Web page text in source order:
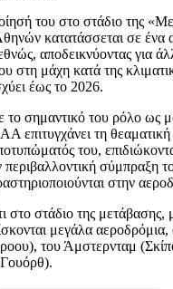
του στο στάδιο της
κατατάσσεται σε ένα
αποδεικνύοντας για
στη μάχη κατά της
έως το 2026.
σημαντικό του ρόλο ως
επιτυγχάνει τη
του,
σύμπραξη
στην
στο στάδιο της μετάβασης,
μεγάλα αεροδρόμια,
του Άμστερνταμ